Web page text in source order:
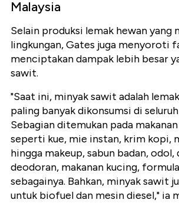
Malaysia
Selain produksi lemak hewan yang
lingkungan, Gates juga menyoroti
menciptakan dampak lebih besar
sawit.
"Saat ini, minyak sawit adalah
paling banyak dikonsumsi di
Sebagian ditemukan pada
seperti kue, mie instan, krim kopi,
hingga makeup, sabun badan,
deodoran, makanan kucing,
sebagainya. Bahkan, minyak sawit
untuk biofuel dan mesin diesel," ia